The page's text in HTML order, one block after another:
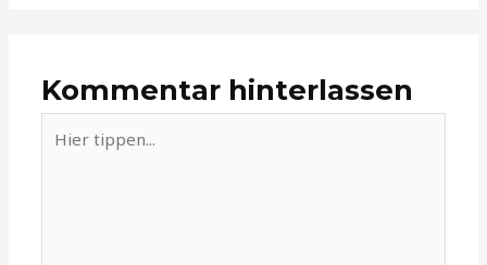
Kommentar hinterlassen
tippen...